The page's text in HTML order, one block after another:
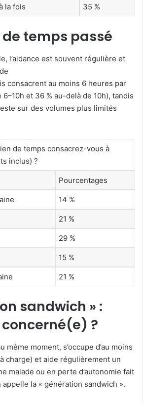
la fois 35 %
temps passé
l’aidance est souvent régulière et
consacrent au moins 6 heures par
6–10h et 36 % au-delà de 10h), tandis
sur des volumes plus limités
de temps consacrez-vous à
inclus) ?
Pourcentages
14 %
21 %
29 %
15 %
21 %
sandwich » :
?
même moment, s’occupe d’au moins
charge) et aide régulièrement un
malade ou en perte d’autonomie fait
appelle la « génération sandwich ».